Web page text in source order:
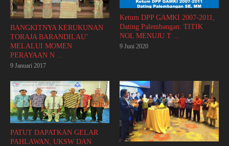
BANGKITNYA KERUKUNAN
TORAJA BARANDILAU’
MELALUI MOMEN
PERAYAAN N ...
9 Januari 2017
Ketum DPP GAMKI 2007-2011,
Dating Palembangan: TITIK
NOL MENUJU T ...
9 Juni 2020
PATUT DAPATKAN GELAR
PAHLAWAN, UKSW DAN